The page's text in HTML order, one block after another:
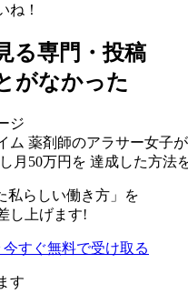
ね！
る専門・投稿
がなかった
ム 薬剤師のアラサー女子が
月 50万円 を 達成した方法
私らしい働き方」を
し上げます!
今すぐ無料で受け取る
す